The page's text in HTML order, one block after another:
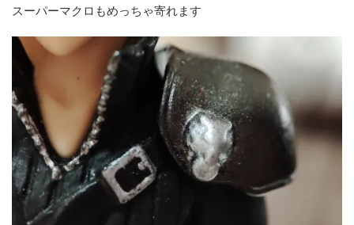
スーパーマクロもめっちゃ寄れます